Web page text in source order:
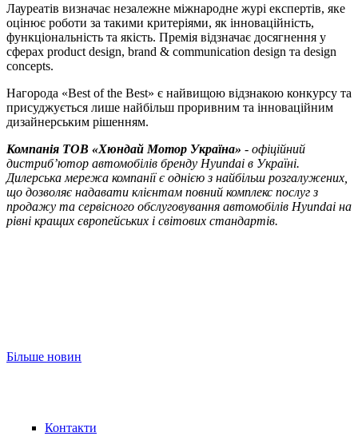
Лауреатів визначає незалежне міжнародне журі експертів, яке
оцінює роботи за такими критеріями, як інноваційність,
функціональність та якість. Премія відзначає досягнення у
сферах product design, brand & communication design та design
concepts.
Нагорода «Best of the Best» є найвищою відзнакою конкурсу та
присуджується лише найбільш проривним та інноваційним
дизайнерським рішенням.
Компанія ТOВ «Хюндай Мотор Україна» - офіційний
дистриб’ютор автомобілів бренду Hyundai в Україні.
Дилерська мережа компанії є однією з найбільш розгалужених,
що дозволяє надавати клієнтам повний комплекс послуг з
продажу та сервісного обслуговування автомобілів Hyundai на
рівні кращих європейських і світових стандартів.
Більше новин
Контакти